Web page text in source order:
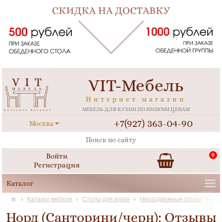
VIT-Мебель
Интернет магазин
МЕБЕЛЬ ДЛЯ КУХНИ ПО НИЗКИМ ЦЕНАМ
Москва +7(927) 363-04-90
Войти
Регистрация
0
Каталог мебели Столы для кухни Нераздвижные столы
Норд (Санторини/черн): Отзывы